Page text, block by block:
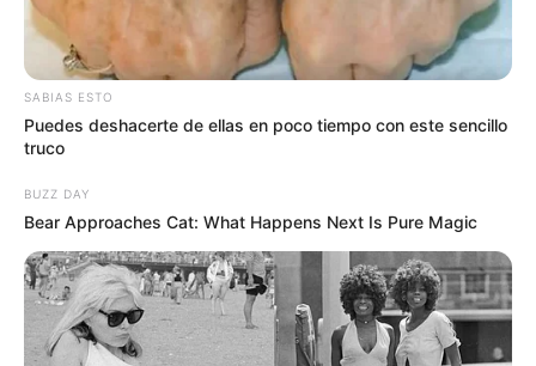
Educativa Escuela Normal Superior Cristo Rey. También
se prohíbe el transporte de cilindros de gas, trasteos,
líquidos inflamables y pólvora en toda la ciudad.
Lea También:
“Si me destituyen ¿qué va a pasar con los
grandes proyectos?”: Alcalde de Bucaramanga Jaime
SABIAS ESTO
Puedes deshacerte de ellas en poco tiempo con este sencillo
truco
BUZZ DAY
Bear Approaches Cat: What Happens Next Is Pure Magic